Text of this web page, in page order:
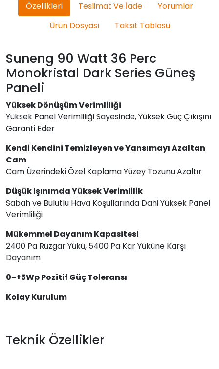
Özellikleri Teslimat Ve İade
Yorumlar
Ürün Dosyası
Taksit Tablosu
Suneng 90 Watt 36 Perc
Monokristal Dark Series Güneş
Paneli
Yüksek Dönüşüm Verimliliği
Yüksek Panel Verimliliği Sayesinde, Yüksek Güç Çıkışını
Garanti Eder
Kendi Kendini Temizleyen ve Yansımayı Azaltan
Cam
Cam Üzerindeki Özel Kaplama Yüzey Tozunu Azaltır
Düşük Işınımda Yüksek Verimlilik
Sabah ve Bulutlu Hava Koşullarında Dahi Yüksek Panel
Verimliliği
Mükemmel Dayanım Kapasitesi
2400 Pa Rüzgar Yükü, 5400 Pa Kar Yüküne Karşı
Dayanım
0~+5Wp Pozitif Güç Toleransı
Kolay Kurulum
Teknik Özellikler